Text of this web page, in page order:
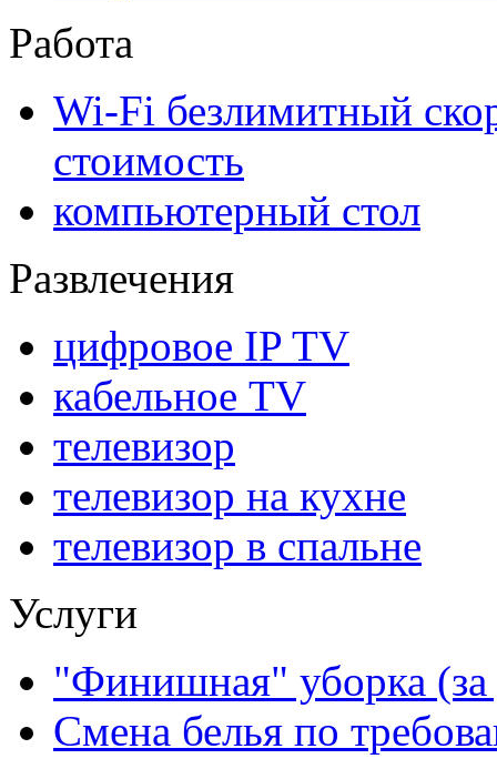
Работа
Wi-Fi безлимитный
стоимость
компьютерный стол
Развлечения
цифровое IP TV
кабельное ТV
телевизор
телевизор на кухне
телевизор в спальне
Услуги
"Финишная" уборка (за
Смена белья по